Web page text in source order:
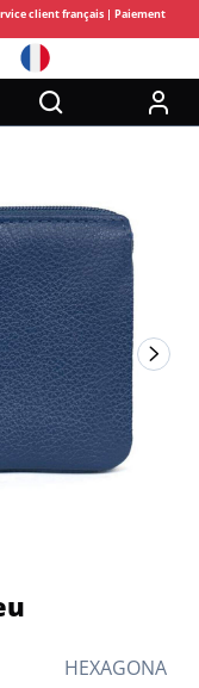
client français | Paiement
HEXAGONA